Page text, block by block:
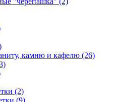
камню и кафелю (26)
(2)
(9)